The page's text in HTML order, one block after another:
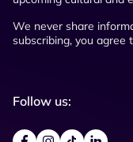
We never share
subscribing, you agree
Follow us: